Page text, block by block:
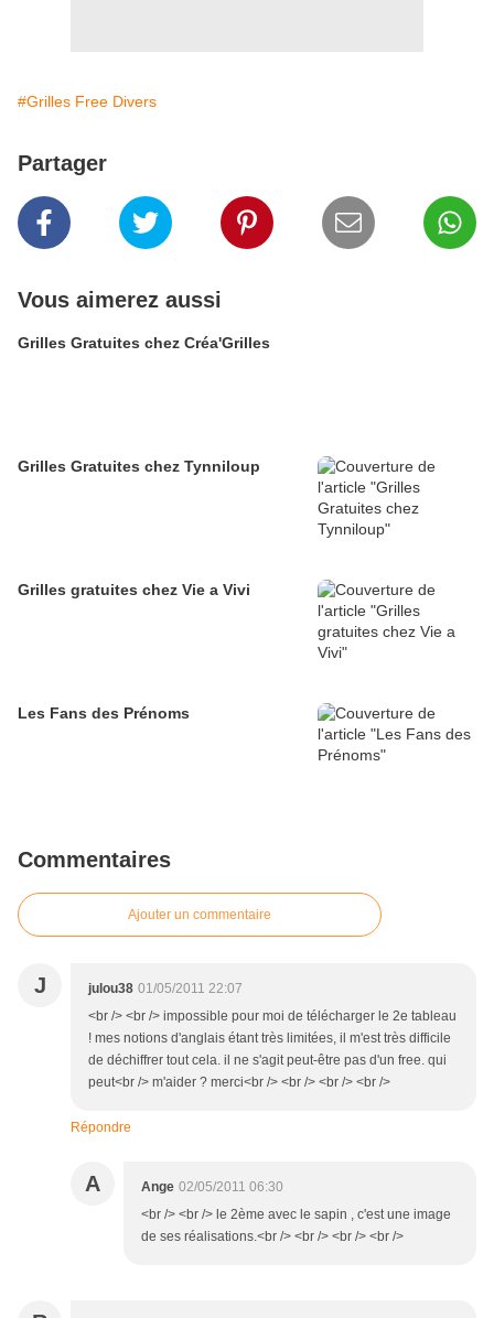
#Grilles Free Divers
Partager
Vous aimerez aussi
Grilles Gratuites chez Créa'Grilles
Grilles Gratuites chez Tynniloup
Grilles gratuites chez Vie a Vivi
Les Fans des Prénoms
Commentaires
Ajouter un commentaire
J julou38 01/05/2011 22:07
<br /> <br /> impossible pour moi de télécharger le 2e tableau
! mes notions d'anglais étant très limitées, il m'est très difficile
de déchiffrer tout cela. il ne s'agit peut-être pas d'un free. qui
peut<br /> m'aider ? merci<br /> <br /> <br /> <br />
Répondre
A Ange 02/05/2011 06:30
<br /> <br /> le 2ème avec le sapin , c'est une image
de ses réalisations.<br /> <br /> <br /> <br />